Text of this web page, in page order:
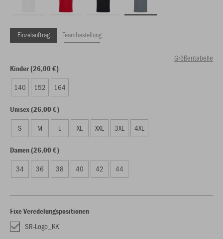
Einzelauftrag Teambestellung
Größentabelle
Kinder (26,00 €)
140 152 164
Unisex (26,00 €)
S M L XL XXL 3XL 4XL
Damen (26,00 €)
34 36 38 40 42 44
Fixe Veredelungspositionen
SR-Logo_KK